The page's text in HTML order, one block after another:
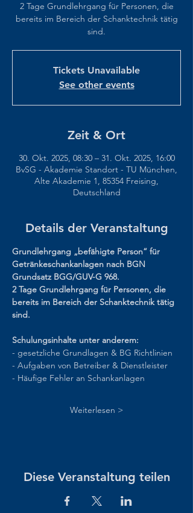
2 Tage Grundlehrgang für Personen, die
bereits im Bereich der Schanktechnik tätig
sind.
Tickets Unavailable
See other events
Zeit & Ort
30. Okt. 2025, 08:30 – 31. Okt. 2025, 16:00
BvSG - Akademie Standort - TU München,
Alte Akademie 1, 85354 Freising,
Deutschland
Details der Veranstaltung
Grundlehrgang „befähigte Person“ für
Getränkeschankanlagen nach BGN
Grundsatz BGG/GUV-G 968.
2 Tage Grundlehrgang für Personen, die
bereits im Bereich der Schanktechnik tätig
sind.
Schulungsinhalte unter anderem:
- gesetzliche Grundlagen & BG Richtlinien
- Aufgaben von Betreiber & Dienstleister
- Häufige Fehler an Schankanlagen
Weiterlesen >
Diese Veranstaltung teilen